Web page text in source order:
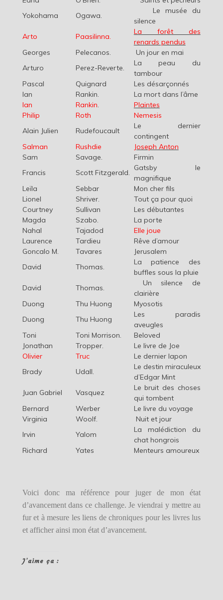
Yokohama
Ogawa.
Le musée du
silence
Arto
Paasilinna.
La forêt des
renards pendus
Georges
Pelecanos.
Un jour en mai
Arturo
Perez-Reverte.
La peau du
tambour
Pascal
Quignard
Les désarçonnés
Ian
Rankin.
La mort dans l’âme
Ian
Rankin.
Plaintes
Philip
Roth
Nemesis
Alain Julien
Rudefoucault
Le dernier
contingent
Salman
Rushdie
Joseph Anton
Sam
Savage.
Firmin
Francis
Scott Fitzgerald.
Gatsby le
magnifique
Leïla
Sebbar
Mon cher fils
Lionel
Shriver.
Tout ça pour quoi
Courtney
Sullivan
Les débutantes
Magda
Szabo.
La porte
Nahal
Tajadod
Elle joue
Laurence
Tardieu
Rêve d’amour
Goncalo M.
Tavares
Jerusalem
David
Thomas.
La patience des
buffles sous la pluie
David
Thomas.
Un silence de
clairière
Duong
Thu Huong
Myosotis
Duong
Thu Huong
Les paradis
aveugles
Toni
Toni Morrison.
Beloved
Jonathan
Tropper.
Le livre de Joe
Olivier
Truc
Le dernier lapon
Brady
Udall.
Le destin miraculeux
d’Edgar Mint
Juan Gabriel
Vasquez
Le bruit des choses
qui tombent
Bernard
Werber
Le livre du voyage
Virginia
Woolf.
Nuit et jour
Irvin
Yalom
La malédiction du
chat hongrois
Richard
Yates Menteurs amoureux
Voici donc ma référence pour juger de mon état
d’avancement dans ce challenge. Je viendrai y mettre au
fur et à mesure les liens de chroniques pour les livres lus
et afficher ainsi mon état d’avancement.
J’aime ça :